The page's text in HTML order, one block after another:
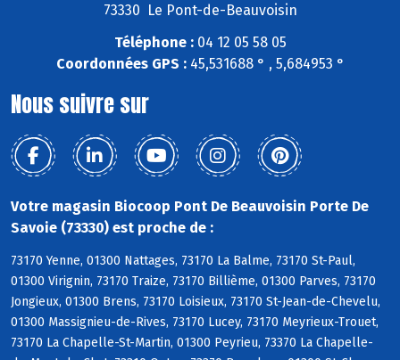
73330 Le Pont-de-Beauvoisin
Téléphone :04 12 05 58 05
Coordonnées GPS :45,531688 ° , 5,684953 °
Nous suivre sur
Votre magasin Biocoop Pont De Beauvoisin Porte De
Savoie (73330) est proche de :
73170 Yenne, 01300 Nattages, 73170 La Balme, 73170 St-Paul,
01300 Virignin, 73170 Traize, 73170 Billième, 01300 Parves, 73170
Jongieux, 01300 Brens, 73170 Loisieux, 73170 St-Jean-de-Chevelu,
01300 Massignieu-de-Rives, 73170 Lucey, 73170 Meyrieux-Trouet,
73170 La Chapelle-St-Martin, 01300 Peyrieu, 73370 La Chapelle-